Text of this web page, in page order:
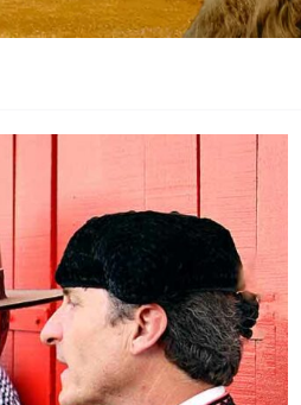
ACTUALITÉS TAURINES PHOTOS TAURINES 2026
Bayonne, la corrida
des fêtes en photos
17/07/2026 Tertulias